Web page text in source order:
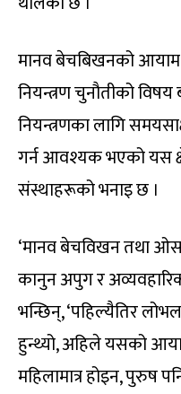
मानव बेचबिखनको
नियन्त्रण चुनौतीको
नियन्त्रणका लागि
गर्न आवश्यक भएको यस
संस्थाहरूको भनाइ छ ।
‘मानव बेचविखन तथा
कानुन अपुग र
भन्छिन्, ‘पहिल्यैतिर
हुन्थ्यो, अहिले यसको
महिलामात्र होइन, पुरुष